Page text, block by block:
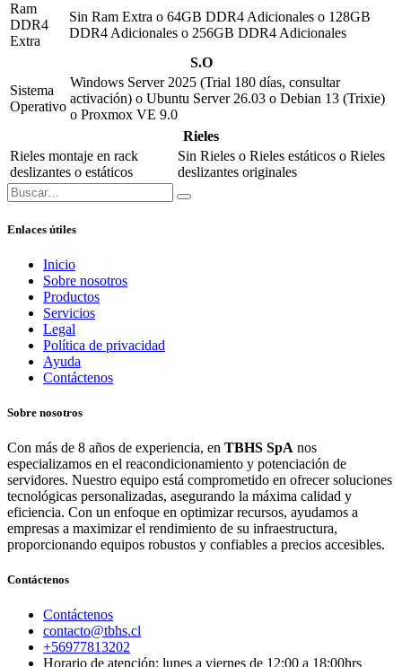
Ram
DDR4
Extra
Sin Ram Extra o 64GB DDR4 Adicionales o 128GB
DDR4 Adicionales o 256GB DDR4 Adicionales
S.O
Sistema
Operativo
Windows Server 2025 (Trial 180 días, consultar
activación) o Ubuntu Server 26.03 o Debian 13 (Trixie)
o Proxmox VE 9.0
Rieles
Rieles montaje en rack
deslizantes o estáticos
Sin Rieles o Rieles estáticos o Rieles
deslizantes originales
Enlaces útiles
Inicio
Sobre nosotros
Productos
Servicios
Legal
Política de privacidad
Ayuda
Contáctenos
Sobre nosotros
Con más de 8 años de experiencia, en TBHS SpA nos
especializamos en el reacondicionamiento y potenciación de
servidores. Nuestro equipo está comprometido en ofrecer soluciones
tecnológicas personalizadas, asegurando la máxima calidad y
eficiencia. Con un enfoque en optimizar recursos, ayudamos a
empresas a maximizar el rendimiento de su infraestructura,
proporcionando equipos robustos y confiables a precios accesibles.
Contáctenos
Contáctenos
contacto@tbhs.cl
+56977813202
Horario de atención: lunes a viernes de 12:00 a 18:00hrs